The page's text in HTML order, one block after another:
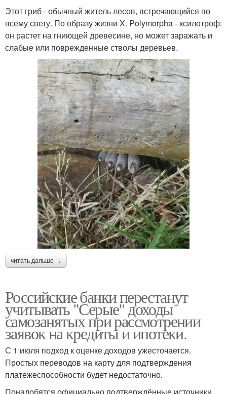
Этот гриб - обычный житель лесов, встречающийся по
всему свету. По образу жизни X. Polymorpha - ксилотроф:
он растет на гниющей древесине, но может заражать и
слабые или поврежденные стволы деревьев.
читать дальше →
Российские банки перестанут
учитывать "Серые" доходы
самозанятых при рассмотрении
заявок на кредиты и ипотеки.
С 1 июля подход к оценке доходов ужесточается.
Простых переводов на карту для подтверждения
платежеспособности будет недостаточно.